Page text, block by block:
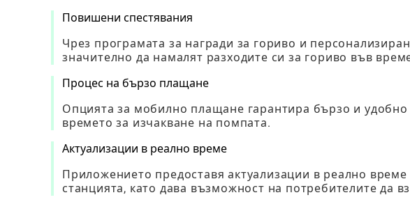
Повишени спестявания
Чрез програмата за награди за гориво и
значително да намалят разходите си за гориво във
Процес на бързо плащане
Опцията за мобилно плащане гарантира бързо и
времето за изчакване на помпата.
Актуализации в реално време
Приложението предоставя актуализации в реално
станцията, като дава възможност на потребителите да